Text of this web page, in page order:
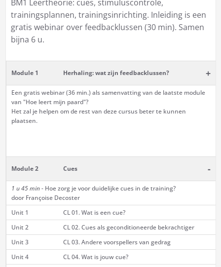
BM1 Leertheorie: cues, stimuluscontrole,
trainingsplannen, trainingsinrichting. Inleiding is een
gratis webinar over feedbacklussen (30 min). Samen
bijna 6 u.
Module 1 Herhaling: wat zijn feedbacklussen? +
Een gratis webinar (36 min.) als samenvatting van de laatste module
van "Hoe leert mijn paard"?
Het zal je helpen om de rest van deze cursus beter te kunnen
plaatsen.
Module 2 Cues -
1 u 45 min -Hoe zorg je voor duidelijke cues in de training?
door Françoise Decoster
Unit 1
CL 01. Wat is een cue?
Unit 2
CL 02. Cues als geconditioneerde bekrachtiger
Unit 3
CL 03. Andere voorspellers van gedrag
Unit 4
CL 04. Wat is jouw cue?